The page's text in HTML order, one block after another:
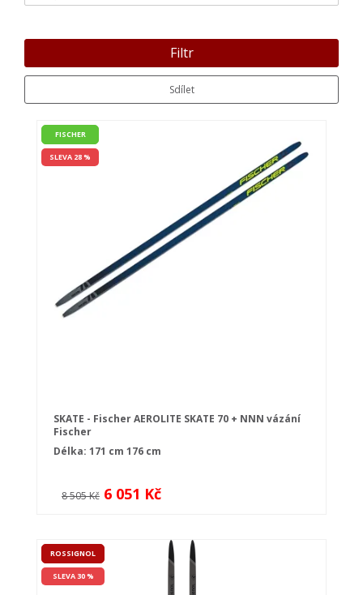
Filtr
Sdílet
FISCHER
SLEVA 28 %
SKATE - Fischer AEROLITE SKATE 70 + NNN vázání
Fischer
Délka: 171 cm 176 cm
8 505 Kč 6 051 Kč
ROSSIGNOL
SLEVA 30 %